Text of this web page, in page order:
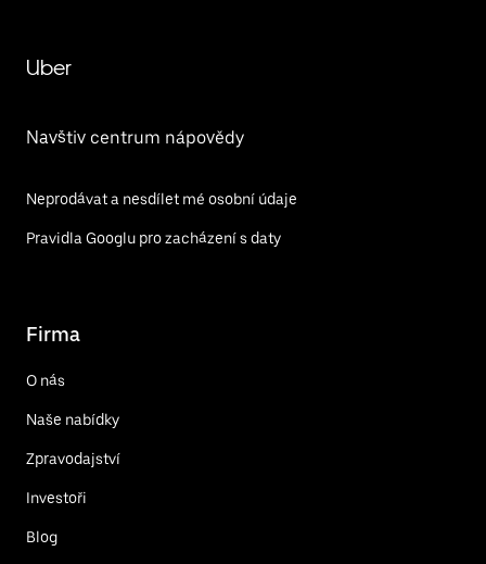
Uber
Navštiv centrum nápovědy
Neprodávat a nesdílet mé osobní údaje
Pravidla Googlu pro zacházení s daty
Firma
O nás
Naše nabídky
Zpravodajství
Investoři
Blog